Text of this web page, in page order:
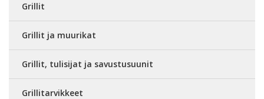
Grillit
Grillit ja muurikat
Grillit, tulisijat ja savustusuunit
Grillitarvikkeet